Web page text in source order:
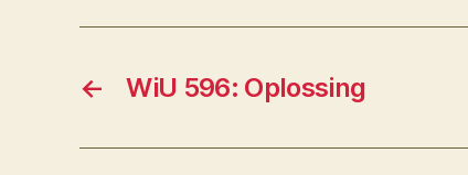
← WiU 596: Oplossing